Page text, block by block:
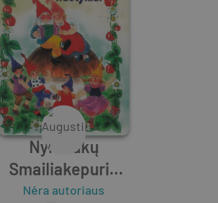
Nykštukų
Smailiakepurių
nuotykiai
Nėra autoriaus